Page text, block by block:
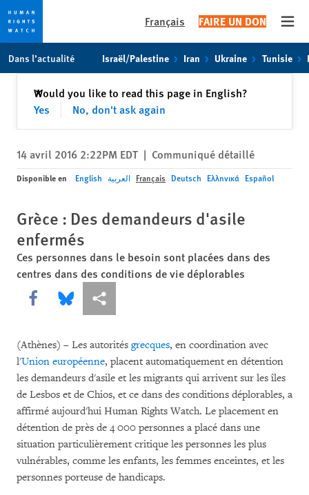
toto
content
Français FAIRE UN DON
Dans l’actualité Israël/Palestine Iran Ukraine Tunisie
Would you like to read this page in English?
Yes
No, don't ask again
✕Fermer
14 avril 2016 2:22PM EDT | Communiqué détaillé
Disponible en English العربية Français Deutsch Ελληνικά Español
Grèce : Des demandeurs d'asile
enfermés
Ces personnes dans le besoin sont placées dans des
centres dans des conditions de vie déplorables
Share this via Facebook
Share this via Bluesky
Share this via Partagez
(Athènes) – Les autorités grecques, en coordination avec
l'Union européenne, placent automatiquement en détention
les demandeurs d'asile et les migrants qui arrivent sur les îles
de Lesbos et de Chios, et ce dans des conditions déplorables, a
affirmé aujourd'hui Human Rights Watch. Le placement en
détention de près de 4 000 personnes a placé dans une
situation particulièrement critique les personnes les plus
vulnérables, comme les enfants, les femmes enceintes, et les
personnes porteuse de handicaps.